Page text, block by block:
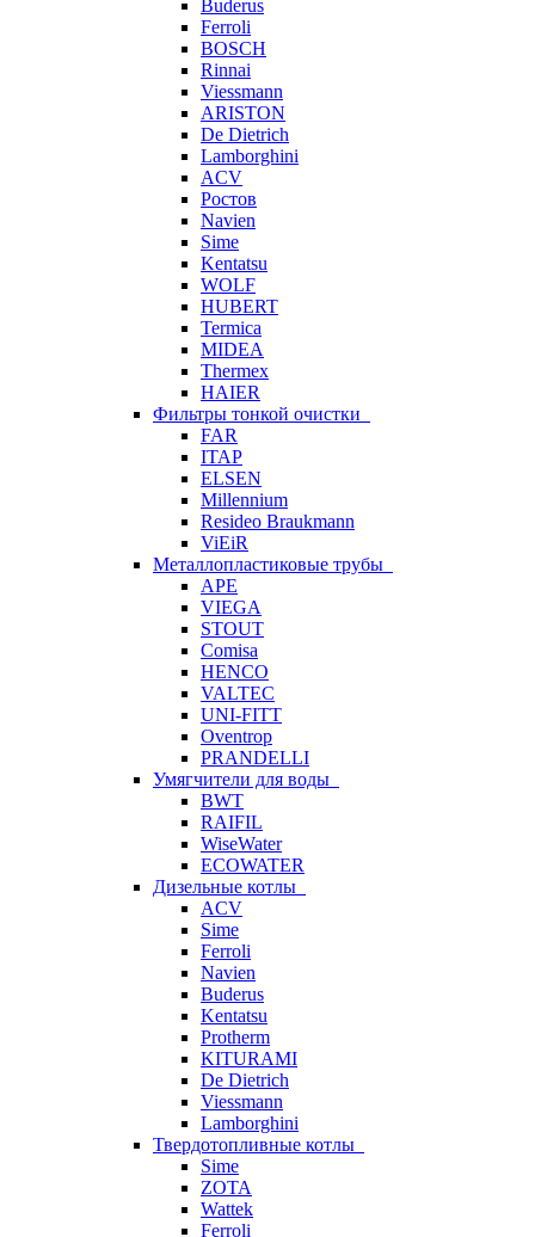
Buderus
Ferroli
BOSCH
Rinnai
Viessmann
ARISTON
De Dietrich
Lamborghini
ACV
Ростов
Navien
Sime
Kentatsu
WOLF
HUBERT
Termica
MIDEA
Thermex
HAIER
Фильтры тонкой очистки
FAR
ITAP
ELSEN
Millennium
Resideo Braukmann
ViEiR
Металлопластиковые трубы
APE
VIEGA
STOUT
Comisa
HENCO
VALTEC
UNI-FITT
Oventrop
PRANDELLI
Умягчители для воды
BWT
RAIFIL
WiseWater
ECOWATER
Дизельные котлы
ACV
Sime
Ferroli
Navien
Buderus
Kentatsu
Protherm
KITURAMI
De Dietrich
Viessmann
Lamborghini
Твердотопливные котлы
Sime
ZOTA
Wattek
Ferroli